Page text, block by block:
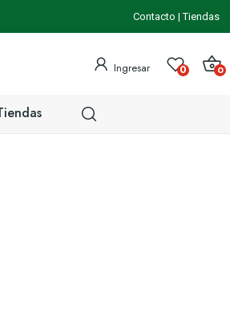
Contacto |Tiendas
Ingresar 0 0